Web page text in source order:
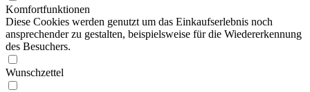
Komfortfunktionen
Diese Cookies werden genutzt um das Einkaufserlebnis noch
ansprechender zu gestalten, beispielsweise für die Wiedererkennung
des Besuchers.
Wunschzettel